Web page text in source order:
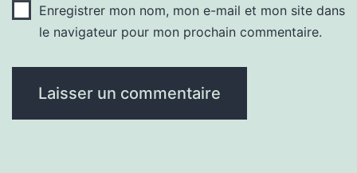
Enregistrer mon nom, mon e-mail et mon site dans
le navigateur pour mon prochain commentaire.